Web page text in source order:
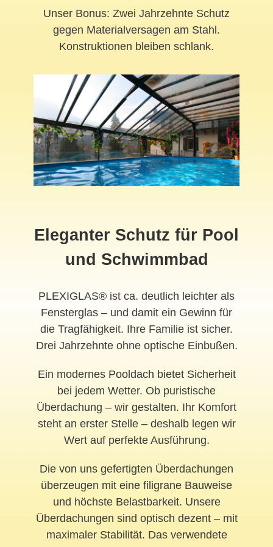
Unser Bonus: Zwei Jahrzehnte Schutz
gegen Materialversagen am Stahl.
Konstruktionen bleiben schlank.
Eleganter Schutz für Pool
und Schwimmbad
PLEXIGLAS® ist ca. deutlich leichter als
Fensterglas – und damit ein Gewinn für
die Tragfähigkeit. Ihre Familie ist sicher.
Drei Jahrzehnte ohne optische Einbußen.
Ein modernes Pooldach bietet Sicherheit
bei jedem Wetter. Ob puristische
Überdachung – wir gestalten. Ihr Komfort
steht an erster Stelle – deshalb legen wir
Wert auf perfekte Ausführung.
Die von uns gefertigten Überdachungen
überzeugen mit eine filigrane Bauweise
und höchste Belastbarkeit. Unsere
Überdachungen sind optisch dezent – mit
maximaler Stabilität. Das verwendete